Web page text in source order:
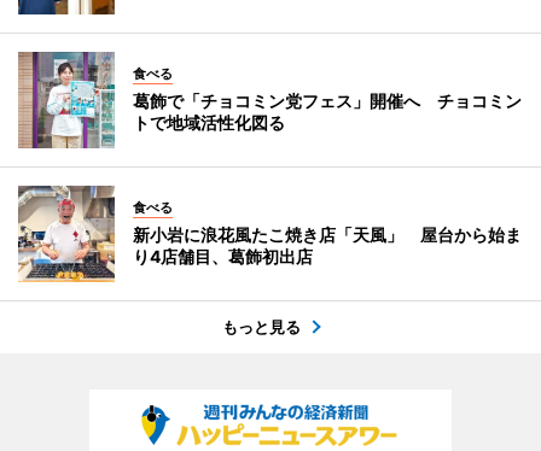
食べる
葛飾で「チョコミン党フェス」開催へ チョコミン
トで地域活性化図る
食べる
新小岩に浪花風たこ焼き店「天風」 屋台から始ま
り4店舗目、葛飾初出店
もっと見る